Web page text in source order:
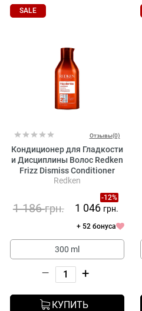
SALE
Отзывы(0)
Кондиционер для Гладкости
и Дисциплины Волос Redken
Frizz Dismiss Conditioner
Redken
-12%
1 186грн. 1 046 грн.
+ 52 бонуса
300 ml
– +
КУПИТЬ